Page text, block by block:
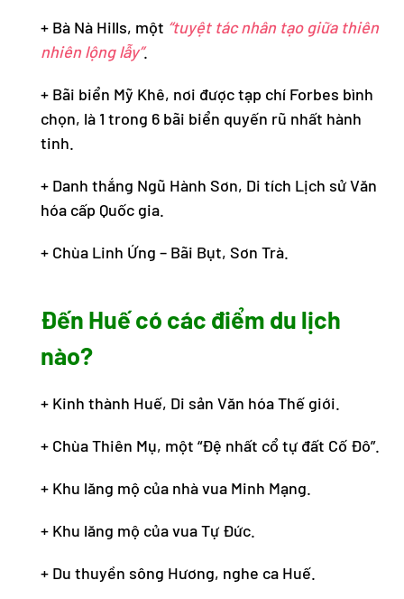
+ Bà Nà Hills, một “tuyệt tác nhân tạo giữa thiên
nhiên lộng lẫy”.
+ Bãi biển Mỹ Khê, nơi được tạp chí Forbes bình
chọn, là 1 trong 6 bãi biển quyến rũ nhất hành
tinh.
+ Danh thắng Ngũ Hành Sơn, Di tích Lịch sử Văn
hóa cấp Quốc gia.
+ Chùa Linh Ứng – Bãi Bụt, Sơn Trà.
Đến Huế có các điểm du lịch
nào?
+ Kinh thành Huế, Di sản Văn hóa Thế giới.
+ Chùa Thiên Mụ, một “Đệ nhất cổ tự đất Cố Đô”.
+ Khu lăng mộ của nhà vua Minh Mạng.
+ Khu lăng mộ của vua Tự Đức.
+ Du thuyền sông Hương, nghe ca Huế.